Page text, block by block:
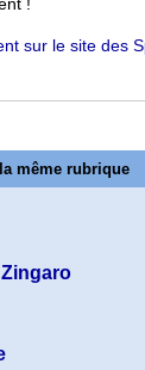
sur le site des
même rubrique